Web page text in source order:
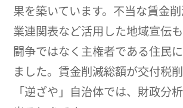
果を築いています。不当な賃金
業連関表など活用した地域宣伝
闘争ではなく主権者である住民
ました。賃金削減総額が交付税
「逆ざや」自治体では、財政分